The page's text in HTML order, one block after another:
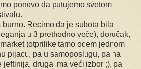
ponovo da putujemo svetom
burno. Recimo da je subota bila
u 3 prethodno veče), doručak,
(otprilike tamo odem jednom
pijacu, pa u samoposlugu, pa na
jeftinija, druga ima veći izbor ;), pa